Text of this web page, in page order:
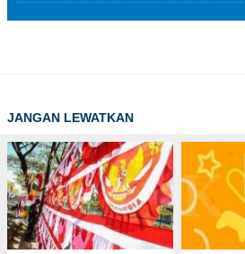
JANGAN LEWATKAN